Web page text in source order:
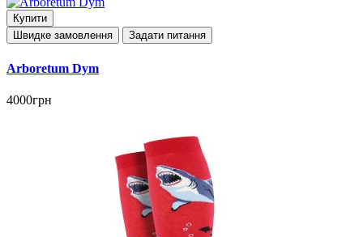
Купити
Швидке замовлення
Задати питання
Arboretum Dym
4000грн